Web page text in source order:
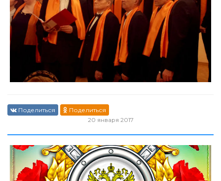
Поделиться
Поделиться
20 января 2017